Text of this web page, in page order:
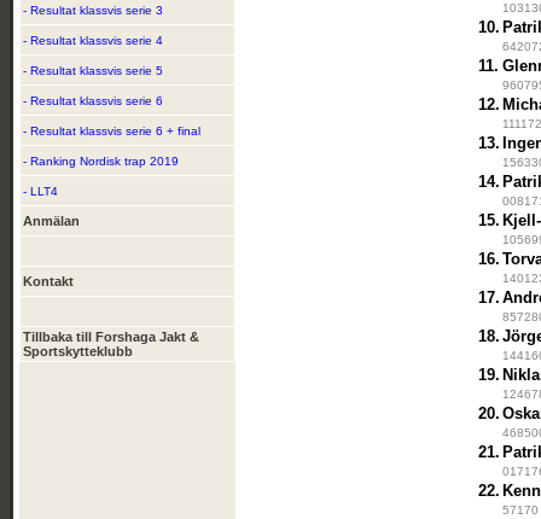
- Resultat klassvis serie 3
- Resultat klassvis serie 4
- Resultat klassvis serie 5
- Resultat klassvis serie 6
- Resultat klassvis serie 6 + final
- Ranking Nordisk trap 2019
- LLT4
Anmälan
Kontakt
Tillbaka till Forshaga Jakt &
Sportskytteklubb
10.
11.
12.
13.
14.
15.
16.
17.
18.
19.
20.
21.
22.
57170